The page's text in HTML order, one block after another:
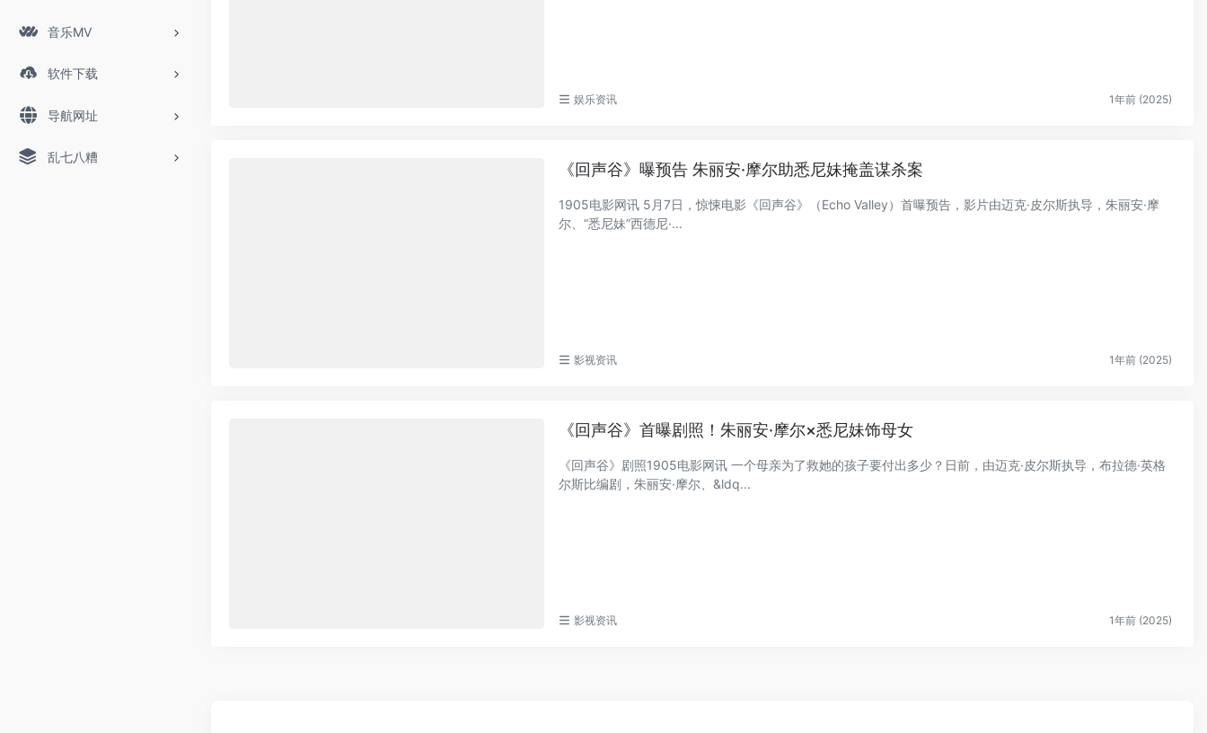
音乐MV
软件下载
导航网址
乱七八糟
娱乐资讯 1年前 (2025)
《回声谷》曝预告 朱丽安·摩尔助悉尼妹掩盖谋杀案
1905电影网讯 5月7日，惊悚电影《回声谷》（Echo Valley）首曝预告，影片由迈克·皮尔斯执导，朱丽安·摩
尔、“悉尼妹”西德尼·...
影视资讯 1年前 (2025)
《回声谷》首曝剧照！朱丽安·摩尔×悉尼妹饰母女
《回声谷》剧照1905电影网讯 一个母亲为了救她的孩子要付出多少？日前，由迈克·皮尔斯执导，布拉德·英格
尔斯比编剧，朱丽安·摩尔、&ldq...
影视资讯 1年前 (2025)